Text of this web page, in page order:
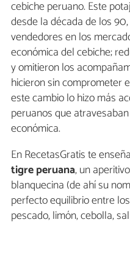
cebiche peruano. Este
desde la década de los
vendedores en los
económica del cebiche;
y omitieron los
hicieron sin comprometer
este cambio lo hizo más
peruanos que
económica.
En RecetasGratis te
tigre peruana, un
blanquecina (de ahí su
perfecto equilibrio entre
pescado, limón, cebolla,